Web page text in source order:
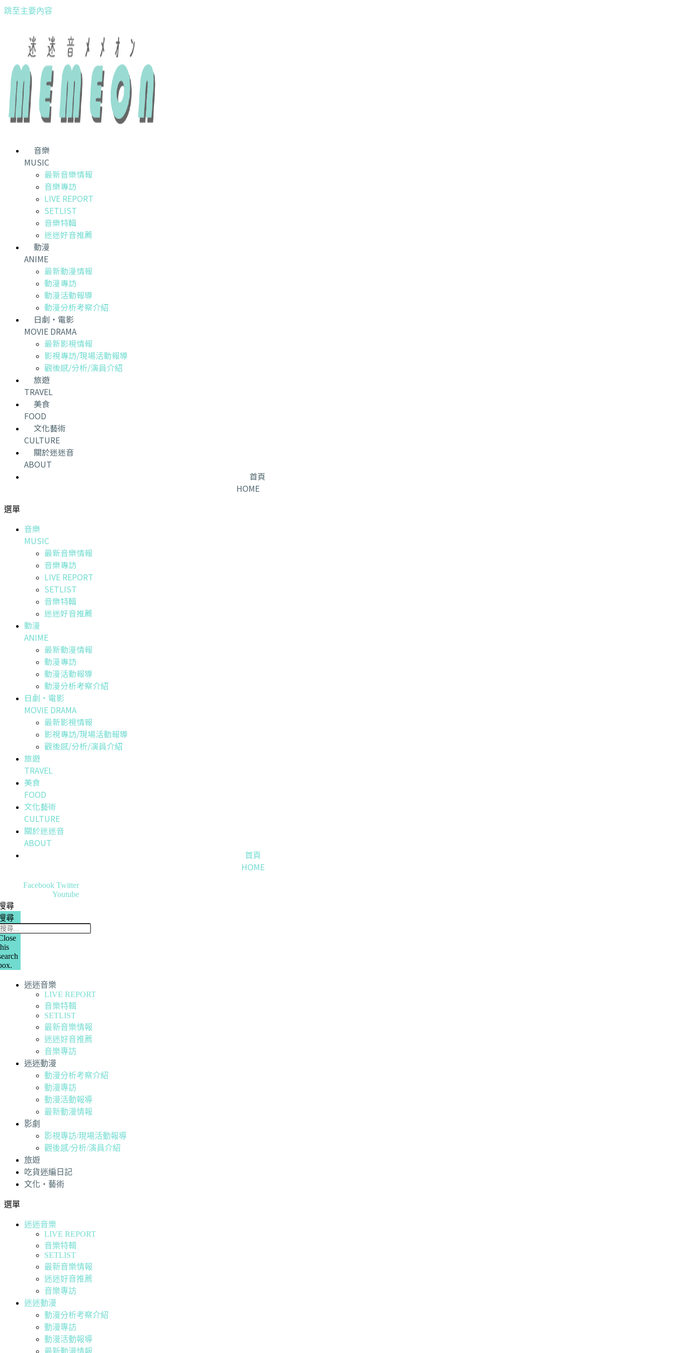
跳至主要內容
音樂
MUSIC
最新音樂情報
音樂專訪
LIVE REPORT
SETLIST
音樂特輯
迷迷好音推薦
動漫
ANIME
最新動漫情報
動漫專訪
動漫活動報導
動漫分析考察介紹
日劇・電影
MOVIE DRAMA
最新影視情報
影視專訪/現場活動報導
觀後感/分析/演員介紹
旅遊
TRAVEL
美食
FOOD
文化藝術
CULTURE
關於迷迷音
ABOUT
首頁
HOME
選單
音樂
MUSIC
最新音樂情報
音樂專訪
LIVE REPORT
SETLIST
音樂特輯
迷迷好音推薦
動漫
ANIME
最新動漫情報
動漫專訪
動漫活動報導
動漫分析考察介紹
日劇・電影
MOVIE DRAMA
最新影視情報
影視專訪/現場活動報導
觀後感/分析/演員介紹
旅遊
TRAVEL
美食
FOOD
文化藝術
CULTURE
關於迷迷音
ABOUT
首頁
HOME
Facebook Twitter
Youtube
尋
尋
迷迷音樂
LIVE REPORT
音樂特輯
SETLIST
最新音樂情報
迷迷好音推薦
音樂專訪
迷迷動漫
動漫分析考察介紹
動漫專訪
動漫活動報導
最新動漫情報
影劇
影視專訪/現場活動報導
觀後感/分析/演員介紹
旅遊
吃貨迷編日記
文化・藝術
選單
迷迷音樂
LIVE REPORT
音樂特輯
SETLIST
最新音樂情報
迷迷好音推薦
音樂專訪
迷迷動漫
動漫分析考察介紹
動漫專訪
動漫活動報導
最新動漫情報